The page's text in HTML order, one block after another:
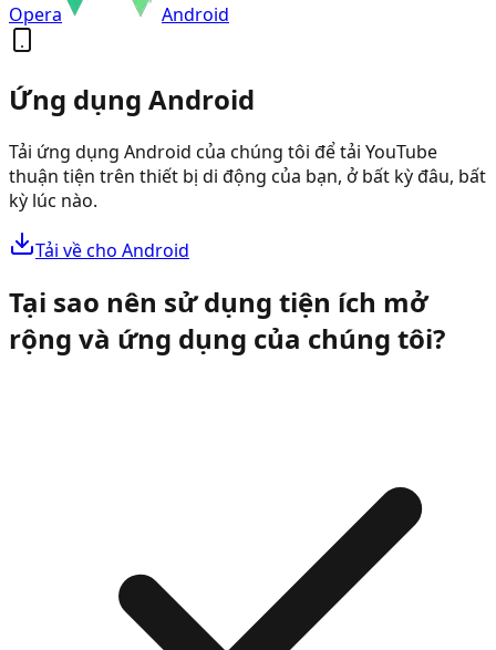
Opera Android
Ứng dụng Android
Tải ứng dụng Android của chúng tôi để tải YouTube
thuận tiện trên thiết bị di động của bạn, ở bất kỳ đâu, bất
kỳ lúc nào.
Tải về cho Android
Tại sao nên sử dụng tiện ích mở
rộng và ứng dụng của chúng tôi?